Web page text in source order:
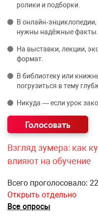
ролики и подборки.
В
нужны надёжные факты.
На выставки, лекции,
формат.
В библиотеку или
погрузиться в тему
Никуда — если урок
Взгляд зумера: как
влияют на обучение
Всего проголосовало:
Открыть отдельно
Все опросы